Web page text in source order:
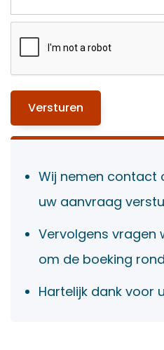
Wij nemen contact
uw aanvraag
Vervolgens vragen
om de boeking
Hartelijk dank voor